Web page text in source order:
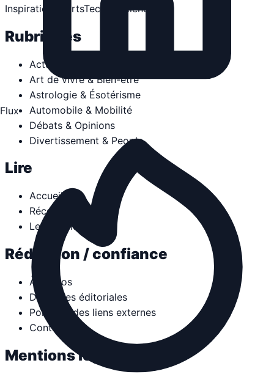
Inspiration
SportsTech & Sciences
Rubriques
Actualités & Politique
Art de vivre & Bien-être
Astrologie & Ésotérisme
Automobile & Mobilité
Débats & Opinions
Divertissement & People
Lire
Accueil
Récentes
Les plus lus
Rédaction / confiance
À propos
Directives éditoriales
Politique des liens externes
Contact
Mentions légales
Flux